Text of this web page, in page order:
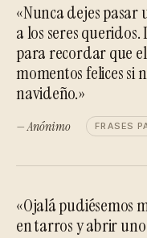
«Nunca dejes
a los seres
para recordar que
momentos felices si
navideño.»
— Anónimo FRASES
«Ojalá pudiésemos
en tarros y abrir